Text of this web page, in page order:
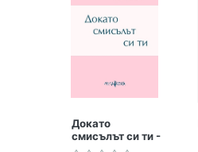
Докато
смисълът си ти -
Стихове